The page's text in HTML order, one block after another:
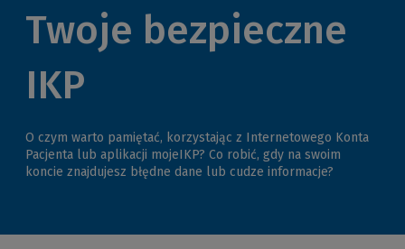
Twoje bezpieczne
IKP
O czym warto pamiętać, korzystając z Internetowego Konta
Pacjenta lub aplikacji mojeIKP? Co robić, gdy na swoim
koncie znajdujesz błędne dane lub cudze informacje?